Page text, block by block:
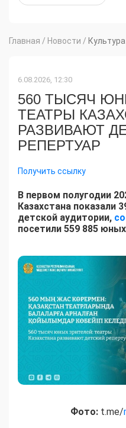
Главная / Новости / Культура
6.08.2026, 12:30
560 ТЫСЯЧ
ТЕАТРЫ
РАЗВИВАЮТ
РЕПЕРТУАР
Получить ссылку
В первом полугодии
Казахстана показали
детской аудитории,
посетили 559 885
Фото: t.me/